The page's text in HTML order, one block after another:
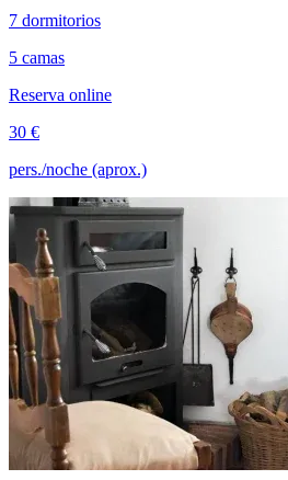
7 dormitorios
5 camas
Reserva online
30 €
pers./noche (aprox.)